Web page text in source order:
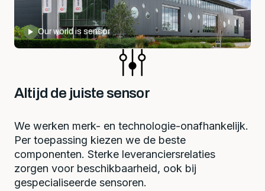
Our world is sensor
Altijd de juiste sensor
We werken merk- en technologie-onafhankelijk.
Per toepassing kiezen we de beste
componenten. Sterke leveranciersrelaties
zorgen voor beschikbaarheid, ook bij
gespecialiseerde sensoren.